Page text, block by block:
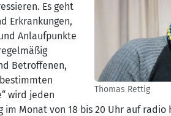
Thomas Rettig
Es geht
Erkrankungen,
Anlaufpunkte
Betroffenen,
wird jeden
Monat von 18 bis 20 Uhr auf radio